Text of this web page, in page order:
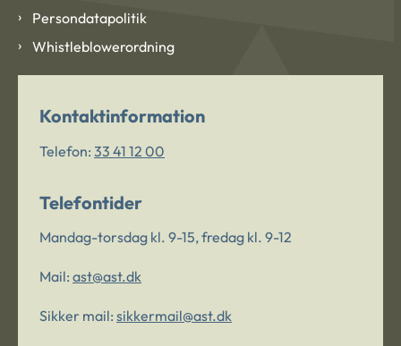
Persondatapolitik
Whistleblowerordning
Kontaktinformation
Telefon: 33 41 12 00
Telefontider
Mandag-torsdag kl. 9-15, fredag kl. 9-12
Mail: ast@ast.dk
Sikker mail: sikkermail@ast.dk